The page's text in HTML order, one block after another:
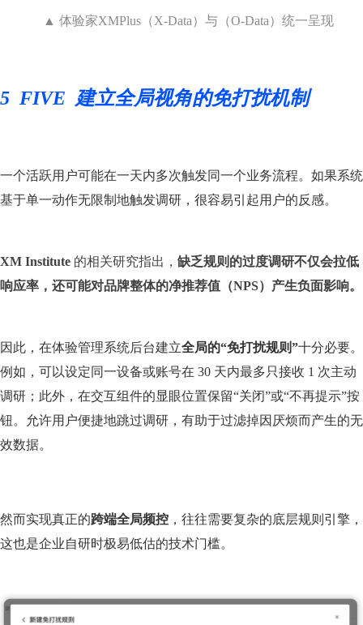
▲ 体验家XMPlus（X-Data）与（O-Data）统一呈现
5 FIVE 建立全局视角的免打扰机制
一个活跃用户可能在一天内多次触发同一个业务流程。如果系统
基于单一动作无限制地触发调研，很容易引起用户的反感。
XM Institute 的相关研究指出， 缺乏规则的过度调研不仅会拉低
响应率，还可能对品牌整体的净推荐值（NPS）产生负面影响。
因此，在体验管理系统后台建立全局的“免打扰规则”十分必要。
例如，可以设定同一设备或账号在 30 天内最多只接收 1 次主动
调研；此外，在交互组件的显眼位置保留“关闭”或“不再提示”按
钮。允许用户便捷地跳过调研，有助于过滤掉因厌烦而产生的无
效数据。
然而实现真正的跨端全局频控 ，往往需要复杂的底层规则引擎，
这也是企业自研时极易低估的技术门槛。